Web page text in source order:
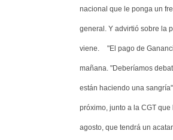
nacional que le ponga un
general. Y advirtió sobre la
viene. "El pago de
mañana. "Deberíamos
están haciendo una
próximo, junto a la CGT
agosto, que tendrá un